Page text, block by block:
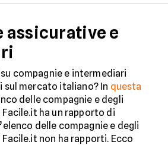
assicurative e
compagnie e intermediari
mercato italiano? In questa
delle compagnie e degli
ha un rapporto di
delle compagnie e degli
non ha rapporti. Ecco